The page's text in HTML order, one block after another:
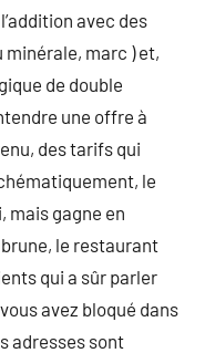
avec des
marc ) et,
de double
une offre à
des tarifs qui
le
mais gagne en
le restaurant
qui a sûr parler
avez bloqué dans
adresses sont